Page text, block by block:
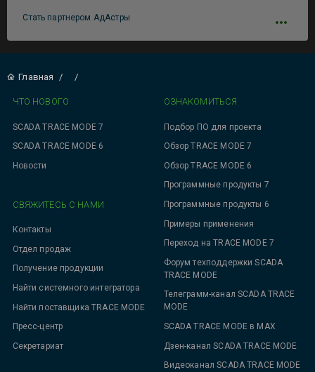
Стать партнером АдАстры
Главная / /
ЧТО НОВОГО
SCADA TRACE MODE 7
SCADA TRACE MODE 6
Новости
ОЗНАКОМИТЬСЯ
Подбор ПО для проекта
Обзор TRACE MODE 7
Обзор TRACE MODE 6
Программные продукты 7
Программные продукты 6
Примеры применения
Переход на TRACE MODE 7
Форум техподдержки SCADA
TRACE MODE
Телеграмм-канал SCADA TRACE
MODE
SCADA TRACE MODE в MAX
Дзен-канал SCADA TRACE MODE
Видеоканал SCADA TRACE MODE
СВЯЖИТЕСЬ С НАМИ
Контакты
Отдел продаж
Получение продукции
Найти системного интегратора
Найти поставщика TRACE MODE
Пресс-центр
Секретариат